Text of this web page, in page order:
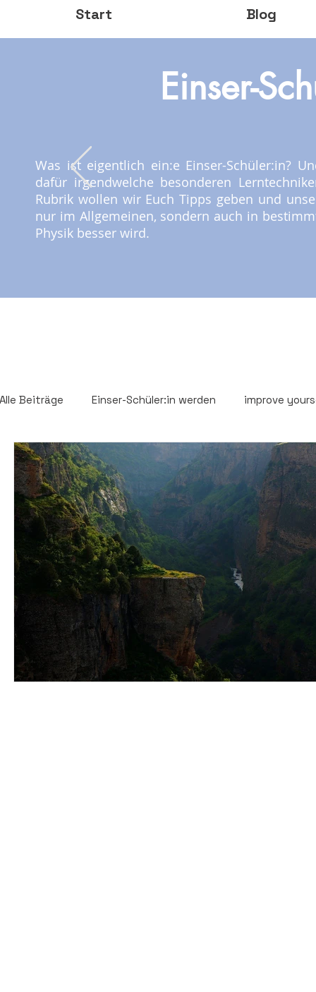
Start Blog
Einser-
Was ist eigentlich ein:e Einser-Schüler:in?
dafür irgendwelche besonderen
Rubrik wollen wir Euch Tipps geben und
nur im Allgemeinen, sondern auch in
Physik besser wird.
Alle Beiträge Einser-Schüler:in werden improve
Oberstufen-Guide Abi-Vorbereitung